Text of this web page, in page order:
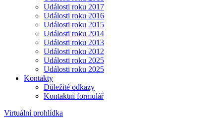
Události roku 2017
Události roku 2016
Události roku 2015
Události roku 2014
Události roku 2013
Události roku 2012
Události roku 2025
Události roku 2025
Kontakty
Důležité odkazy
Kontaktní formulář
Virtuální prohlídka